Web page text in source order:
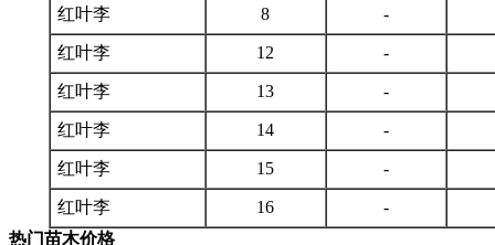
红叶李 8 -
红叶李 12 -
红叶李 13 -
红叶李 14 -
红叶李 15 -
红叶李 16
-
热门苗木价格